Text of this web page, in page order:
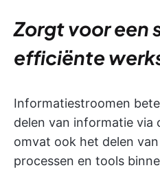
Zorgt voor een
efficiënte
Informatiestroomen
delen van informatie via
omvat ook het delen
processen en tools